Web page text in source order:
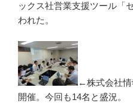
ックス社営業支援ツール「
われた。
←株式会社情
開催。今回も14名と盛況。